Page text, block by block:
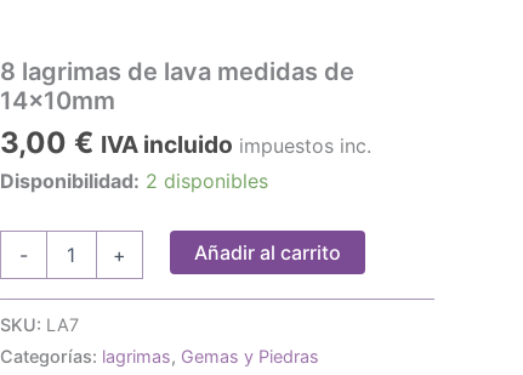
8 lagrimas de lava medidas de
14x10mm
3,00 € IVA incluido impuestos inc.
Disponibilidad: 2 disponibles
-
lava
medidas
de
+ Añadir al carrito
SKU: LA7
Categorías: lagrimas, Gemas y Piedras